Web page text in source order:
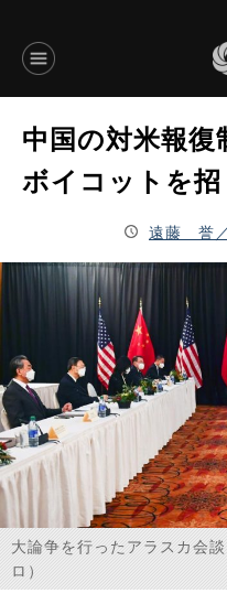
言語別アーカイブ
ENGLISH
基本操作
トップページ
研究員
研究所概要
設立趣意書
お問い合わせ
中国の対米報復
ボイコットを招
遠藤 誉
大論争を行ったアラスカ会
ロ）